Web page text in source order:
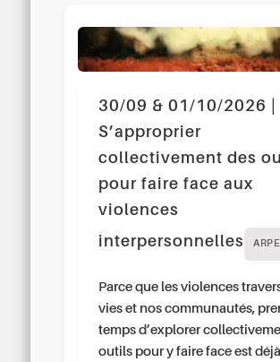
30/09 & 01/10/2026 |
S’approprier
collectivement des
pour faire face aux
violences
interpersonnelles
Parce que les violences
vies et nos communautés,
temps d’explorer
outils pour y faire face est